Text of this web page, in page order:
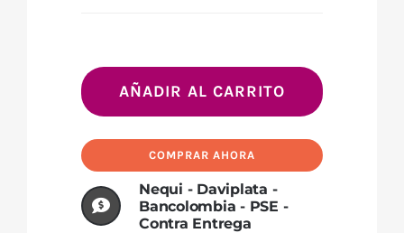
Identificación
Gatos
Personalizada
Faces
cantidad
AÑADIR AL CARRITO
COMPRAR AHORA
Nequi - Daviplata -
Bancolombia - PSE -
Contra Entrega